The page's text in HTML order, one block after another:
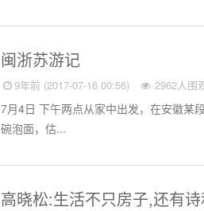
闽浙苏游记
9年前 (2017-07-16 00:56) 2962人围
7月4日 下午两点从家中出发，在安徽某
碗泡面，估...
高晓松:生活不只房子,还有